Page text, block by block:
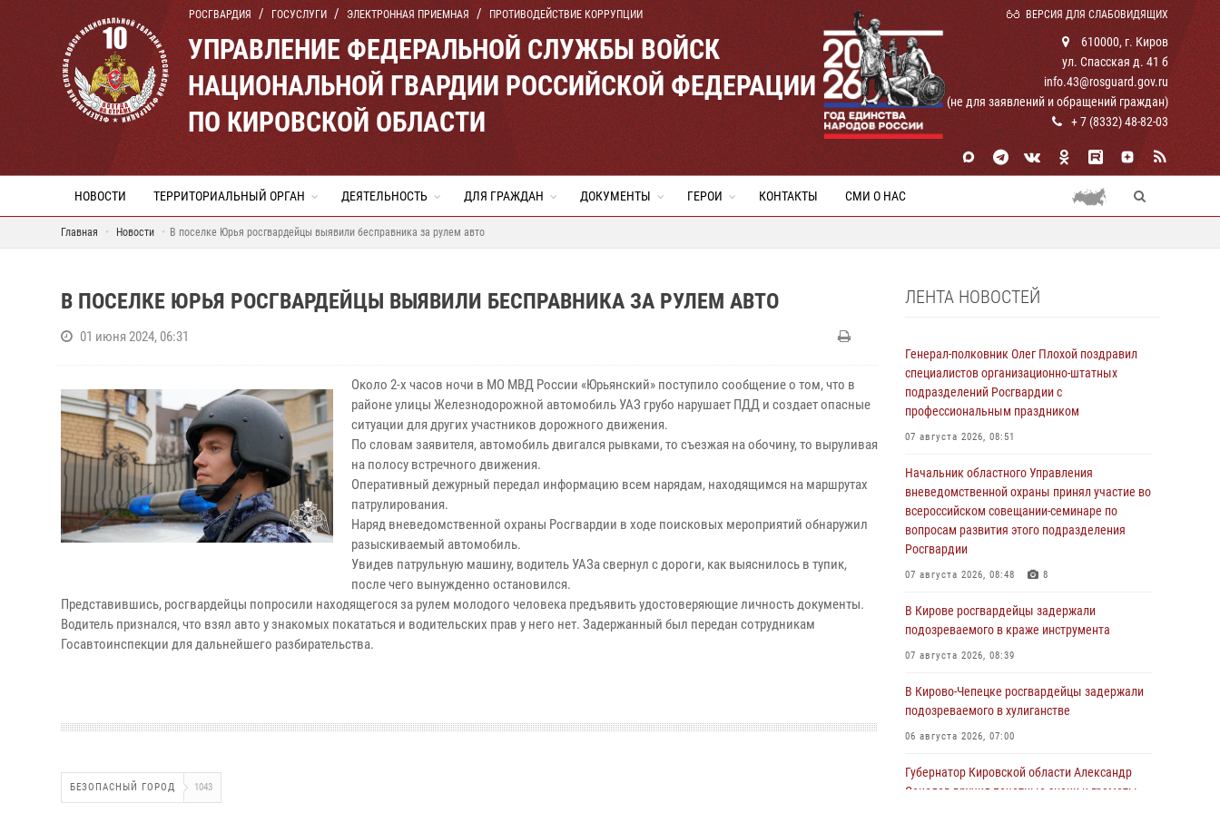
РОСГВАРДИЯ ГОСУСЛУГИ ЭЛЕКТРОННАЯ ПРИЕМНАЯ ПРОТИВОДЕЙСТВИЕ КОРРУПЦИИ ВЕРСИЯ ДЛЯ СЛАБОВИДЯЩИХ
УПРАВЛЕНИЕ ФЕДЕРАЛЬНОЙ СЛУЖБЫ ВОЙСК
НАЦИОНАЛЬНОЙ ГВАРДИИ РОССИЙСКОЙ ФЕДЕРАЦИИ
ПО КИРОВСКОЙ ОБЛАСТИ
610000, г. Киров
ул. Спасская д. 41 б
info.43@rosguard.gov.ru
(не для заявлений и обращений граждан)
+ 7 (8332) 48-82-03
НОВОСТИ ТЕРРИТОРИАЛЬНЫЙ ОРГАН ДЕЯТЕЛЬНОСТЬ ДЛЯ ГРАЖДАН ДОКУМЕНТЫ ГЕРОИ КОНТАКТЫ СМИ О НАС
Главная Новости В поселке Юрья росгвардейцы выявили бесправника за рулем авто
В ПОСЕЛКЕ ЮРЬЯ РОСГВАРДЕЙЦЫ ВЫЯВИЛИ БЕСПРАВНИКА ЗА РУЛЕМ АВТО
01 июня 2024, 06:31
Около 2-х часов ночи в МО МВД России «Юрьянский» поступило сообщение о том, что в
районе улицы Железнодорожной автомобиль УАЗ грубо нарушает ПДД и создает опасные
ситуации для других участников дорожного движения.
По словам заявителя, автомобиль двигался рывками, то съезжая на обочину, то выруливая
на полосу встречного движения.
Оперативный дежурный передал информацию всем нарядам, находящимся на маршрутах
патрулирования.
Наряд вневедомственной охраны Росгвардии в ходе поисковых мероприятий обнаружил
разыскиваемый автомобиль.
Увидев патрульную машину, водитель УАЗа свернул с дороги, как выяснилось в тупик,
после чего вынужденно остановился.
Представившись, росгвардейцы попросили находящегося за рулем молодого человека предъявить удостоверяющие личность документы.
Водитель признался, что взял авто у знакомых покататься и водительских прав у него нет. Задержанный был передан сотрудникам
Госавтоинспекции для дальнейшего разбирательства.
БЕЗОПАСНЫЙ ГОРОД 1043
ЛЕНТА НОВОСТЕЙ
Генерал-полковник Олег Плохой поздравил
специалистов организационно-штатных
подразделений Росгвардии с
профессиональным праздником
07 августа 2026, 08:51
Начальник областного Управления
вневедомственной охраны принял участие во
всероссийском совещании-семинаре по
вопросам развития этого подразделения
Росгвардии
07 августа 2026, 08:48 8
В Кирове росгвардейцы задержали
подозреваемого в краже инструмента
07 августа 2026, 08:39
В Кирово-Чепецке росгвардейцы задержали
подозреваемого в хулиганстве
06 августа 2026, 07:00
Губернатор Кировской области Александр
Соколов вручил почетные знаки и грамоты